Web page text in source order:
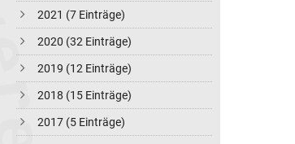
2021 (7 Einträge)
2020 (32 Einträge)
2019 (12 Einträge)
2018 (15 Einträge)
2017 (5 Einträge)